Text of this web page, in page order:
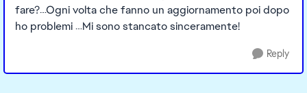
fare?…Ogni volta che fanno un aggiornamento poi dopo
ho problemi …Mi sono stancato sinceramente!
Reply